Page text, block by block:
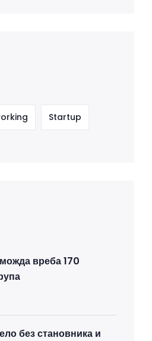
Startup
вреба 170
без становника и